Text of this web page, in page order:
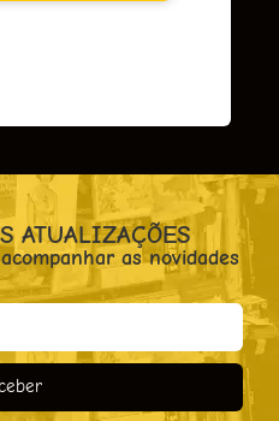
ATUALIZAÇÕES
as novidades